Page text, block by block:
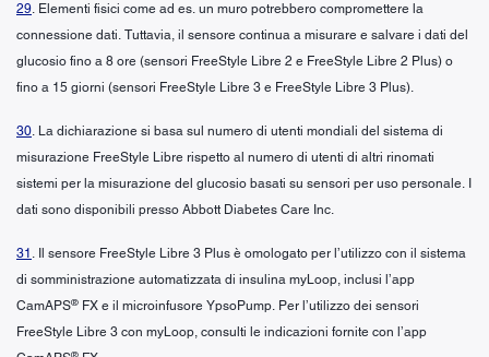
29. Elementi fisici come ad es. un muro potrebbero compromettere la
connessione dati. Tuttavia, il sensore continua a misurare e salvare i dati del
glucosio fino a 8 ore (sensori FreeStyle Libre 2 e FreeStyle Libre 2 Plus) o
fino a 15 giorni (sensori FreeStyle Libre 3 e FreeStyle Libre 3 Plus).
30. La dichiarazione si basa sul numero di utenti mondiali del sistema di
misurazione FreeStyle Libre rispetto al numero di utenti di altri rinomati
sistemi per la misurazione del glucosio basati su sensori per uso personale. I
dati sono disponibili presso Abbott Diabetes Care Inc.
31 . Il sensore FreeStyle Libre 3 Plus è omologato per l’utilizzo con il sistema
di somministrazione automatizzata di insulina myLoop, inclusi l’app
CamAPS® FX e il microinfusore YpsoPump. Per l’utilizzo dei sensori
FreeStyle Libre 3 con myLoop, consulti le indicazioni fornite con l’app
®